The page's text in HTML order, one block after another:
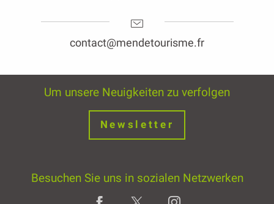
contact@mendetourisme.fr
Um unsere Neuigkeiten zu verfolgen
Newsletter
Besuchen Sie uns in sozialen Netzwerken